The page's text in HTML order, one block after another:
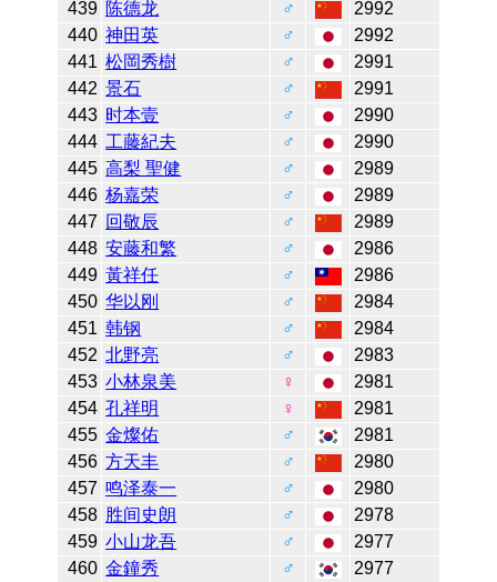
439 陈德龙 ♂
2992
440 神田英 ♂
2992
441 松岡秀樹 ♂
2991
442 景石 ♂
2991
443 时本壹 ♂
2990
444 工藤紀夫 ♂
2990
445 高梨 聖健 ♂
2989
446 杨嘉荣 ♂
2989
447 回敬辰 ♂
2989
448 安藤和繁 ♂
2986
449 黃祥任 ♂
2986
450 华以刚 ♂
2984
451 韩钢 ♂
2984
452 北野亮 ♂
2983
453 小林泉美 ♀
2981
454 孔祥明 ♀
2981
455 金燦佑 ♂
2981
456 方天丰 ♂
2980
457 鸣泽泰一 ♂
2980
458 胜间史朗 ♂
2978
459 小山龙吾 ♂
2977
460 金鐘秀 ♂
2977